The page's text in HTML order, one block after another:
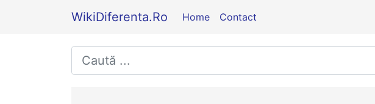
WikiDiferenta.Ro Home Contact